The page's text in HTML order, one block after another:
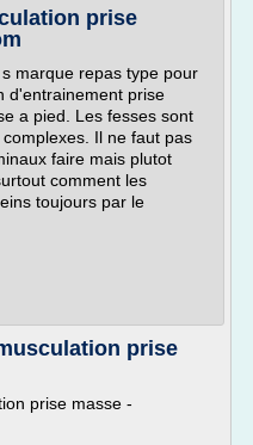
prise
marque repas type pour
d'entrainement prise
a pied. Les fesses sont
Il ne faut pas
faire mais plutot
comment les
toujours par le
prise
prise masse -